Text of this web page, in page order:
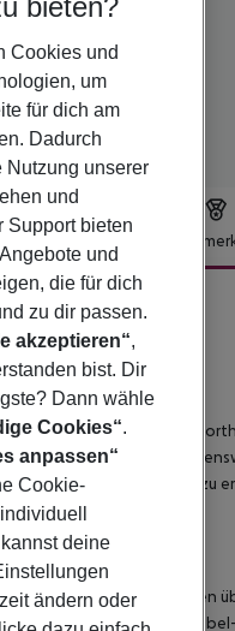
Grande gelegene
Die berühmten
zu Fuß vom Hotel aus zu
klimatisiert und verfügen
und ein Satelliten-/
Cookies und
um
für dich am
Dadurch
Nutzung unserer
und
Support bieten
und
die für dich
zu dir passen.
akzeptieren“,
bist. Dir
Dann wähle
Cookies“.
anpassen“
Cookie-
deine
ändern oder